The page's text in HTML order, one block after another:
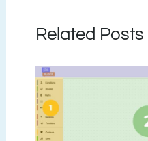
Related Posts